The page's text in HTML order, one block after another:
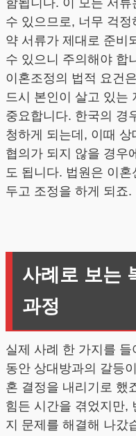
수 있으므로, 너무 걱
약 서류가 제대로 준비
수 있으니 주의해야 합
이혼조정의 법적 요건
드시 본인이 살고 있는
중요합니다. 한국의 경
청하게 되는데, 이때
협의가 되지 않을 경우
도 됩니다. 법원은 이
두고 조정을 하게 되죠.
사례로 보는
과정
실제 사례 한 가지를
동안 상대방과의 갈등
혼 결정을 내리기로 했
힘든 시간을 겪었지만,
지 문제를 해결해 나갔